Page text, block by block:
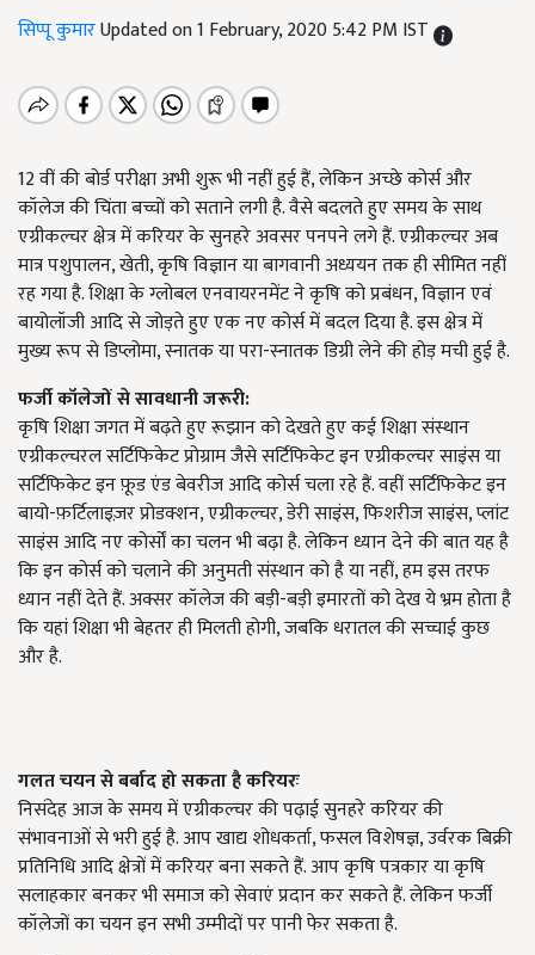
सिप्पू कुमारUpdated on 1 February, 2020 5:42 PM IST
12 वीं की बोर्ड परीक्षा अभी शुरू भी नहीं हुई हैं, लेकिन अच्छे कोर्स और
कॉलेज की चिंता बच्चों को सताने लगी है. वैसे बदलते हुए समय के साथ
एग्रीकल्चर क्षेत्र में करियर के सुनहरे अवसर पनपने लगे हैं. एग्रीकल्चर अब
मात्र पशुपालन, खेती, कृषि विज्ञान या बागवानी अध्ययन तक ही सीमित नहीं
रह गया है. शिक्षा के ग्लोबल एनवायरनमेंट ने कृषि को प्रबंधन, विज्ञान एवं
बायोलॉजी आदि से जोड़ते हुए एक नए कोर्स में बदल दिया है. इस क्षेत्र में
मुख्य रूप से डिप्लोमा, स्नातक या परा-स्नातक डिग्री लेने की होड़ मची हुई है.
फर्जी कॉलेजों से सावधानी जरूरी:
कृषि शिक्षा जगत में बढ़ते हुए रूझान को देखते हुए कई शिक्षा संस्थान
एग्रीकल्चरल सर्टिफिकेट प्रोग्राम जैसे सर्टिफिकेट इन एग्रीकल्चर साइंस या
सर्टिफिकेट इन फ़ूड एंड बेवरीज आदि कोर्स चला रहे हैं. वहीं सर्टिफिकेट इन
बायो-फ़र्टिलाइज़र प्रोडक्शन, एग्रीकल्चर, डेरी साइंस, फिशरीज साइंस, प्लांट
साइंस आदि नए कोर्सों का चलन भी बढ़ा है. लेकिन ध्यान देने की बात यह है
कि इन कोर्स को चलाने की अनुमती संस्थान को है या नहीं, हम इस तरफ
ध्यान नहीं देते हैं. अक्सर कॉलेज की बड़ी-बड़ी इमारतों को देख ये भ्रम होता है
कि यहां शिक्षा भी बेहतर ही मिलती होगी, जबकि धरातल की सच्चाई कुछ
और है.
गलत चयन से बर्बाद हो सकता है करियरः
निसंदेह आज के समय में एग्रीकल्चर की पढ़ाई सुनहरे करियर की
संभावनाओं से भरी हुई है. आप खाद्य शोधकर्ता, फसल विशेषज्ञ, उर्वरक बिक्री
प्रतिनिधि आदि क्षेत्रों में करियर बना सकते हैं. आप कृषि पत्रकार या कृषि
सलाहकार बनकर भी समाज को सेवाएं प्रदान कर सकते हैं. लेकिन फर्जी
कॉलेजों का चयन इन सभी उम्मीदों पर पानी फेर सकता है.